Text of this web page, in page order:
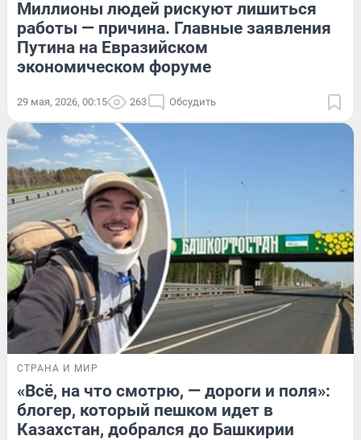
Миллионы людей рискуют лишиться
работы — причина. Главные заявления
Путина на Евразийском
экономическом форуме
29 мая, 2026, 00:15 263 Обсудить
СТРАНА И МИР
«Всё, на что смотрю, — дороги и поля»:
блогер, который пешком идет в
Казахстан, добрался до Башкирии